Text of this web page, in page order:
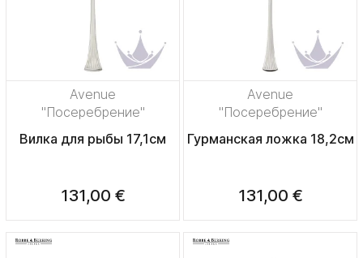
Avenue
"Посеребрение"
Вилка для рыбы 17,1см
131,00 €
Avenue
"Посеребрение"
Гурманская ложка 18,2см
131,00 €